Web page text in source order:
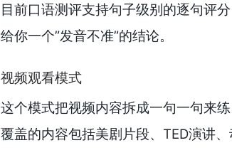
目前口语测评支持句子级别的逐句评
给你一个”发音不准”的结论。
视频观看模式
这个模式把视频内容拆成一句一句来
覆盖的内容包括美剧片段、TED演讲